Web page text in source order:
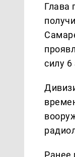
Глава
силу
Ранее